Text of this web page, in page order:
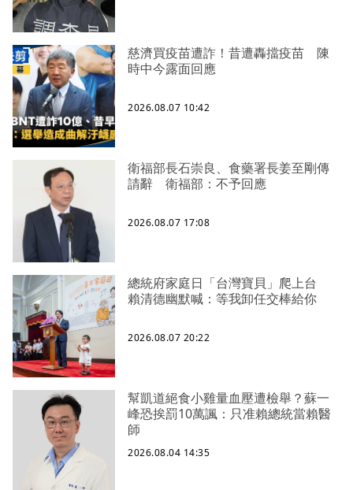
慈濟買疫苗遭詐！昔遭轟擋疫苗 陳
時中今露面回應
2026.08.07 10:42
衛福部長石崇良、食藥署長姜至剛傳
請辭 衛福部：不予回應
2026.08.07 17:08
總統府家庭日「台灣寶貝」爬上台
賴清德幽默喊：等我卸任交棒給你
2026.08.07 20:22
幫凱道絕食小雞量血壓遭檢舉？蘇一
峰恐挨罰10萬諷：只准賴總統當賴醫
師
2026.08.04 14:35